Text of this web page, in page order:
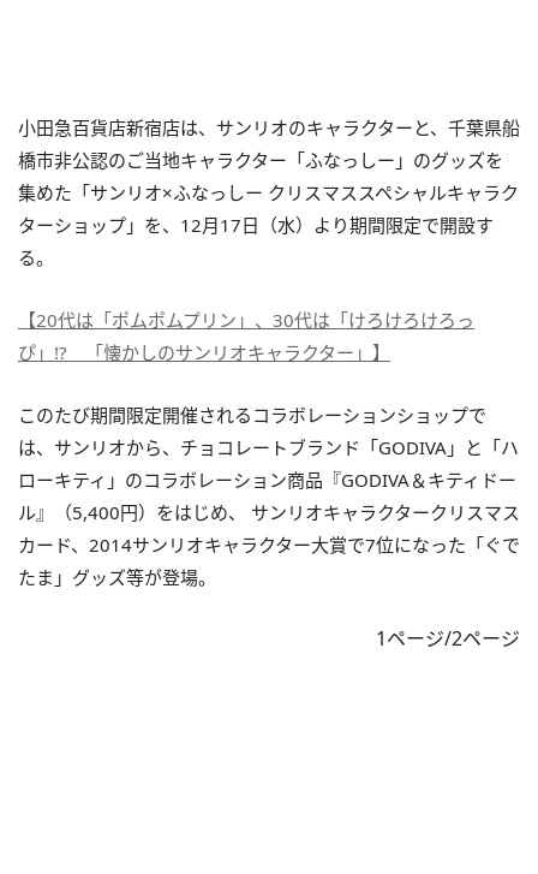
小田急百貨店新宿店は、サンリオのキャラクターと、千葉県船
橋市非公認のご当地キャラクター「ふなっしー」のグッズを
集めた「サンリオ×ふなっしー クリスマススペシャルキャラク
ターショップ」を、12月17日（水）より期間限定で開設す
る。
【20代は「ポムポムプリン」、30代は「けろけろけろっ
ぴ」!? 「懐かしのサンリオキャラクター」】
このたび期間限定開催されるコラボレーションショップで
は、サンリオから、チョコレートブランド「GODIVA」と「ハ
ローキティ」のコラボレーション商品『GODIVA＆キティドー
ル』（5,400円）をはじめ、 サンリオキャラクタークリスマス
カード、2014サンリオキャラクター大賞で7位になった「ぐで
たま」グッズ等が登場。
1ページ/2ページ